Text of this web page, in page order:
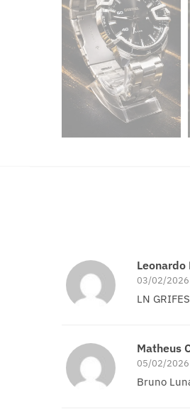
Leonardo
03/02/2026
LN
Matheus
05/02/2026
Bruno